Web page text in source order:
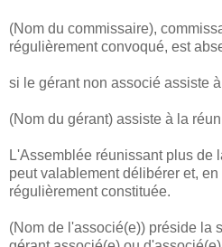
(Nom du commissaire),
régulièrement convoqué, est
si le gérant non associé assiste
(Nom du gérant) assiste à la
L'Assemblée réunissant plus de
peut valablement délibérer et,
régulièrement constituée.
(Nom de l'associé(e)) préside la